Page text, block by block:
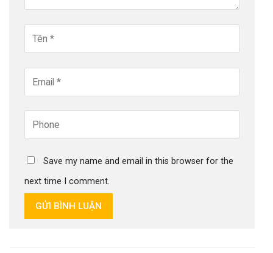
Save my name and email in this browser for the
next time I comment.
GỬI BÌNH LUẬN